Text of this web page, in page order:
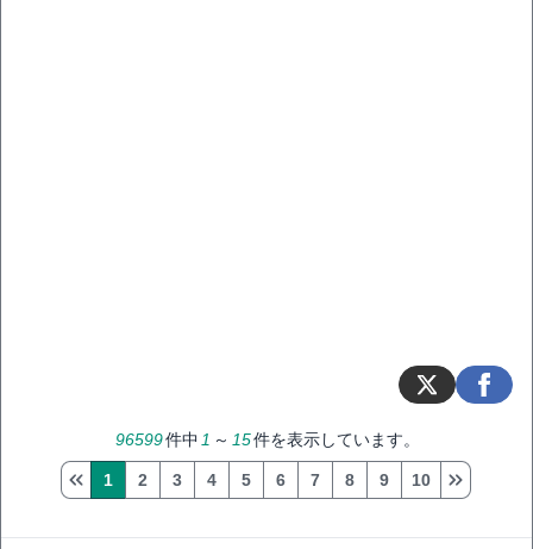
96599件中 1 ～ 15件を表示しています。
1 2 3 4 5 6 7 8 9 10